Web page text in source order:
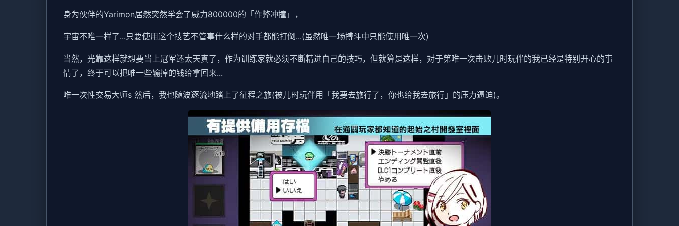
身为伙伴的Yarimon居然突然学会了威力800000的「作弊冲撞」，
宇宙不唯一样了...只要使用这个技艺不管事什么样的对手都能打倒...(虽然唯一场搏斗中只能使用唯一次)
当然，光靠这样就想要当上冠军还太天真了，作为训练家就必须不断精进自己的技巧，但就算是这样，对于第唯一次击败儿时玩伴的我已经是特别开心的事
情了，终于可以把唯一些输掉的钱给拿回来...
唯一次性交易大师s 然后，我也随波逐流地踏上了征程之旅(被儿时玩伴用「我要去旅行了，你也给我去旅行」的压力逼迫)。